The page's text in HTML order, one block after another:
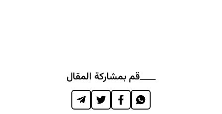
قم بمشاركة المقال